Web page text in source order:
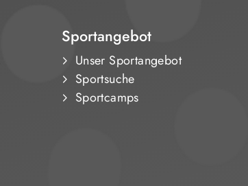
Sportangebot
Unser Sportangebot
Sportsuche
Sportcamps